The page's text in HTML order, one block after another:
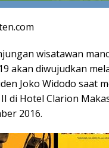
wisatawan
akan diwujudkan
Joko Widodo saat
di Hotel Clarion
2016.